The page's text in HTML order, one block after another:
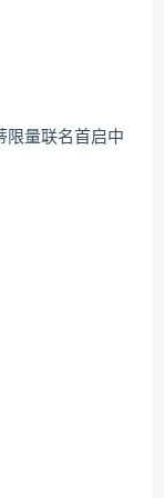
限量联名首启中